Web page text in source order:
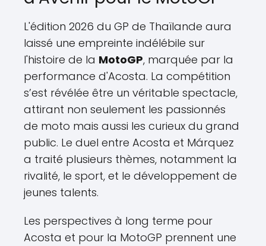
L'édition 2026 du GP de Thaïlande aura
laissé une empreinte indélébile sur
l'histoire de la MotoGP, marquée par la
performance d'Acosta. La compétition
s’est révélée être un véritable spectacle,
attirant non seulement les passionnés
de moto mais aussi les curieux du grand
public. Le duel entre Acosta et Márquez
a traité plusieurs thèmes, notamment la
rivalité, le sport, et le développement de
jeunes talents.
Les perspectives à long terme pour
Acosta et pour la MotoGP prennent une